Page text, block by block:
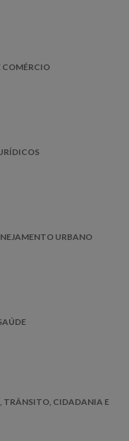
COMÉRCIO
URBANO
TRÂNSITO, CIDADANIA E